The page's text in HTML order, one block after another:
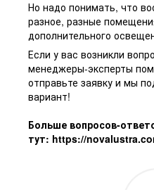
Но надо понимать, что
разное, разные
дополнительного
Если у вас возникли
менеджеры-эксперты
отправьте заявку и мы
вариант!
Больше вопросов-
тут: https://